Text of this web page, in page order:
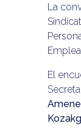
La
El
Kozakg